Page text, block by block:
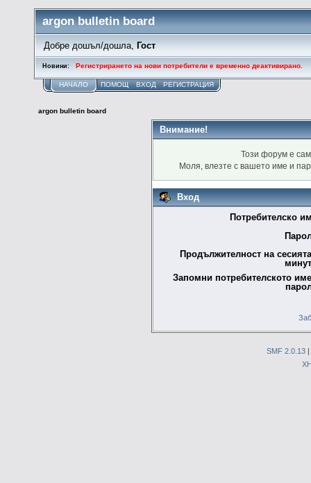
argon bulletin board
Добре дошъл/дошла, Гост
Новини: Регистрирането на нови потребители е временно деактивирано.
НАЧАЛО ПОМОЩ ВХОД РЕГИСТРАЦИЯ
argon bulletin board
Внимание!
Този форум е
Моля, влезте с вашето име и
Вход
Потребителско
Продължителност на
Запомни потребителското
SMF 2.0.13|